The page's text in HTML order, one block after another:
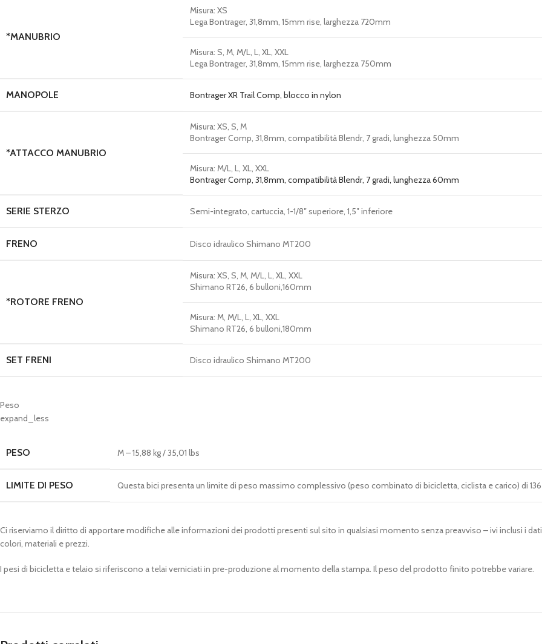
*MANUBRIO
Misura: XS
Lega Bontrager, 31,8mm, 15mm rise, larghezza 720mm
Misura: S, M, M/L, L, XL, XXL
Lega Bontrager, 31,8mm, 15mm rise, larghezza 750mm
MANOPOLE Bontrager XR Trail Comp, blocco in nylon
*ATTACCO MANUBRIO
Misura: XS, S, M
Bontrager Comp, 31,8mm, compatibilità Blendr, 7 gradi, lunghezza 50mm
Misura: M/L, L, XL, XXL
Bontrager Comp, 31,8mm, compatibilità Blendr, 7 gradi, lunghezza 60mm
SERIE STERZO Semi-integrato, cartuccia, 1-1/8″ superiore, 1,5″ inferiore
FRENO Disco idraulico Shimano MT200
*ROTORE FRENO
Misura: XS, S, M, M/L, L, XL, XXL
Shimano RT26, 6 bulloni,160mm
Misura: M, M/L, L, XL, XXL
Shimano RT26, 6 bulloni,180mm
SET FRENI Disco idraulico Shimano MT200
Peso
expand_less
PESO M – 15,88 kg / 35,01 lbs
LIMITE DI PESO Questa bici presenta un limite di peso massimo complessivo (peso combinato di bicicletta, ciclista e carico) di 136
Ci riserviamo il diritto di apportare modifiche alle informazioni dei prodotti presenti sul sito in qualsiasi momento senza preavviso – ivi inclusi i
colori, materiali e prezzi.
I pesi di bicicletta e telaio si riferiscono a telai verniciati in pre-produzione al momento della stampa. Il peso del prodotto finito potrebbe variare.